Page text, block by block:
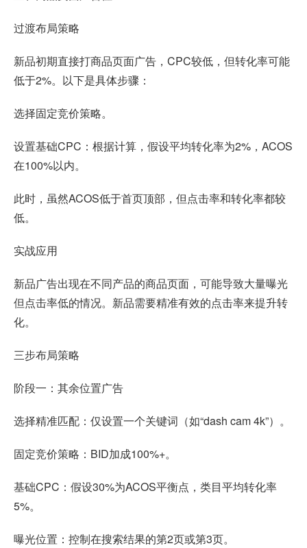
过渡布局策略
新品初期直接打商品页面广告，CPC较低，但转化率可能
低于2%。以下是具体步骤：
选择固定竞价策略。
设置基础CPC：根据计算，假设平均转化率为2%，ACOS
在100%以内。
此时，虽然ACOS低于首页顶部，但点击率和转化率都较
低。
实战应用
新品广告出现在不同产品的商品页面，可能导致大量曝光
但点击率低的情况。新品需要精准有效的点击率来提升转
化。
三步布局策略
阶段一：其余位置广告
选择精准匹配：仅设置一个关键词（如“dash cam 4k”）。
固定竞价策略：BID加成100%+。
基础CPC：假设30%为ACOS平衡点，类目平均转化率
5%。
曝光位置：控制在搜索结果的第2页或第3页。